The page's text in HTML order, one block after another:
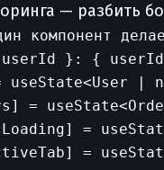
— разбить
компонент
userId }: {
useState<User |
=
=
=